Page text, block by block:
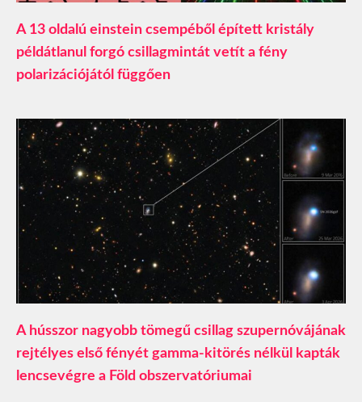
A 13 oldalú einstein csempéből épített kristály
példátlanul forgó csillagmintát vetít a fény
polarizációjától függően
A hússzor nagyobb tömegű csillag szupernóvájának
rejtélyes első fényét gamma-kitörés nélkül kapták
lencsevégre a Föld obszervatóriumai